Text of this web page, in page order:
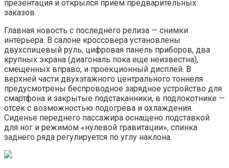
презентация и открылся прием предварительных
заказов.
Главная новость с последнего релиза — снимки
интерьера. В салоне кроссовера установлены
двухспицевый руль, цифровая панель приборов, два
крупных экрана (диагональ пока еще неизвестна),
смещенных вправо, и проекционный дисплей. В
верхней части двухэтажного центрального тоннеля
предусмотрены беспроводное зарядное устройство для
смартфона и закрытые подстаканники, в подлокотнике —
отсек с возможностью подогрева и охлаждения.
Сиденье переднего пассажира оснащено подставкой
для ног и режимом «нулевой гравитации», спинка
заднего ряда регулируется по углу наклона.